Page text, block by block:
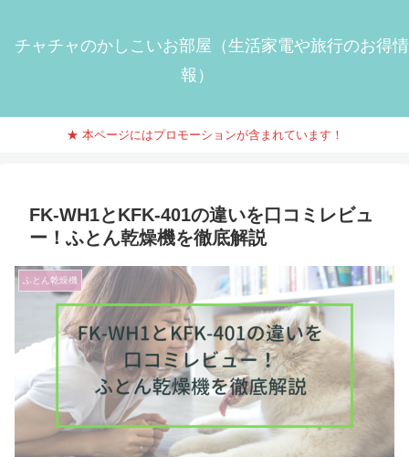
チャチャのかしこいお部屋（生活家電や旅行のお得情
報）
★ 本ページにはプロモーションが含まれています！
FK-WH1とKFK-401の違いを口コミレビュ
ー！ふとん乾燥機を徹底解説
ふとん乾燥機